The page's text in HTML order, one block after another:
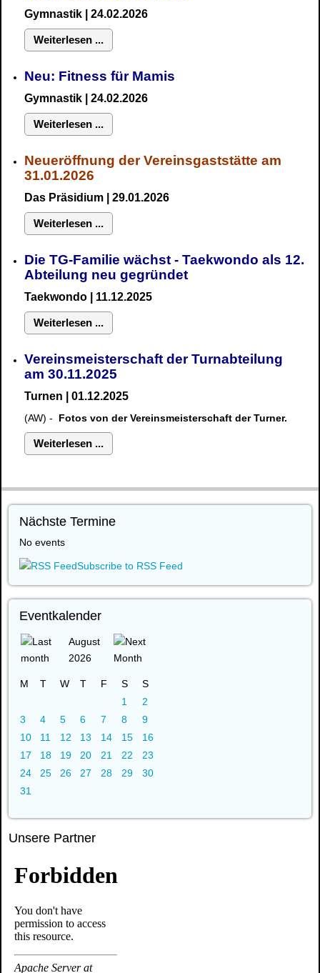
Gymnastik | 24.02.2026
Weiterlesen ...
Neu: Fitness für Mamis
Gymnastik | 24.02.2026
Weiterlesen ...
Neueröffnung der Vereinsgaststätte am
31.01.2026
Das Präsidium | 29.01.2026
Weiterlesen ...
Die TG-Familie wächst - Taekwondo als 12.
Abteilung neu gegründet
Taekwondo | 11.12.2025
Weiterlesen ...
Vereinsmeisterschaft der Turnabteilung
am 30.11.2025
Turnen | 01.12.2025
(AW) - Fotos von der Vereinsmeisterschaft der Turner.
Weiterlesen ...
Nächste Termine
No events
Subscribe to RSS Feed
Eventkalender
August
2026
M T W T F S
S
1
2
3
4 5 6 7 8
9
10
11 12 13 14 15
16
17
18 19 20 21 22
23
24
25 26 27 28 29
30
31
Unsere Partner